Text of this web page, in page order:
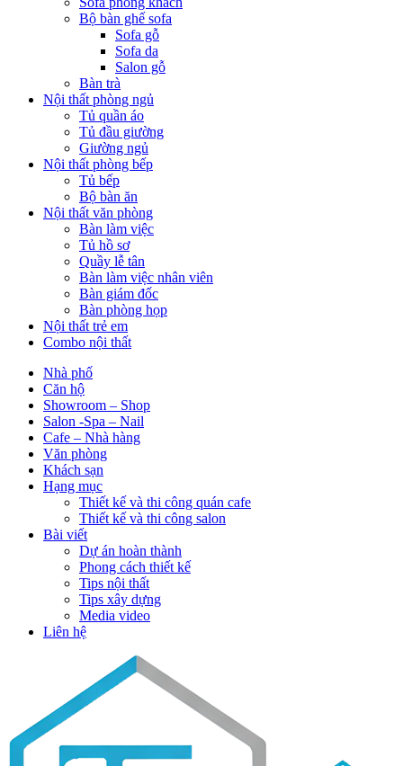
Bộ bàn ghế sofa
Sofa gỗ
Sofa da
Salon gỗ
Bàn trà
Nội thất phòng ngủ
Tủ quần áo
Tủ đầu giường
Giường ngủ
Nội thất phòng bếp
Tủ bếp
Bộ bàn ăn
Nội thất văn phòng
Bàn làm việc
Tủ hồ sơ
Quầy lễ tân
Bàn làm việc nhân viên
Bàn giám đốc
Bàn phòng họp
Nội thất trẻ em
Combo nội thất
Nhà phố
Căn hộ
Showroom – Shop
Salon -Spa – Nail
Cafe – Nhà hàng
Văn phòng
Khách sạn
Hạng mục
Thiết kế và thi công quán cafe
Thiết kế và thi công salon
Bài viết
Dự án hoàn thành
Phong cách thiết kế
Tips nội thất
Tips xây dựng
Media video
Liên hệ